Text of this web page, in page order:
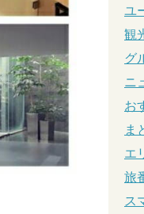
ユ
観
グ
ニ
お
ま
エ
旅
ス